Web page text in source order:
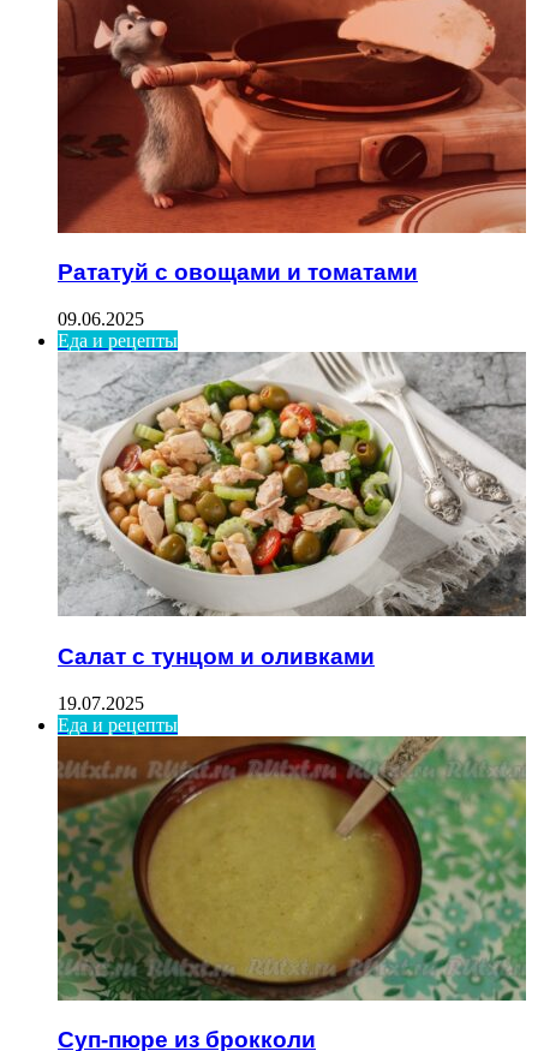
Рататуй с овощами и томатами
09.06.2025
Еда и рецепты
Салат с тунцом и оливками
19.07.2025
Еда и рецепты
Суп-пюре из брокколи